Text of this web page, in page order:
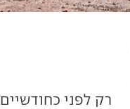
רק לפני כחודשיים